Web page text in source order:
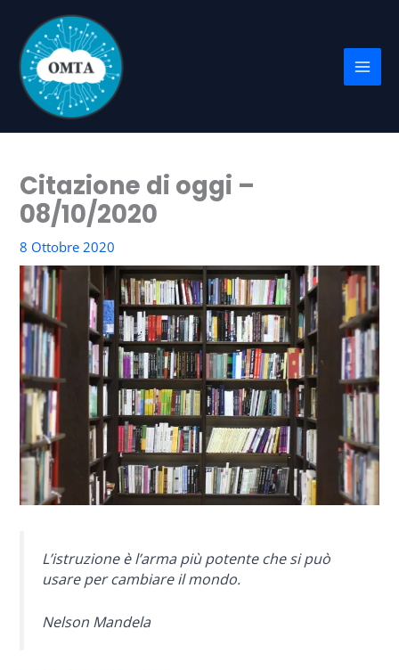
contenuto
Citazione di oggi –
08/10/2020
8 Ottobre 2020
L’istruzione è l’arma più potente che si può
usare per cambiare il mondo.
Nelson Mandela